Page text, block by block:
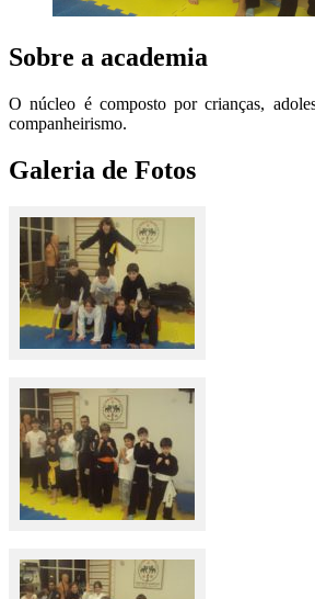
Sobre a academia
O núcleo é composto por crianças,
companheirismo.
Galeria de Fotos